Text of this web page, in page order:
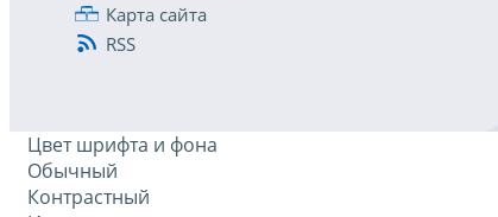
Карта сайта
RSS
Цвет шрифта и фона
Обычный
Контрастный